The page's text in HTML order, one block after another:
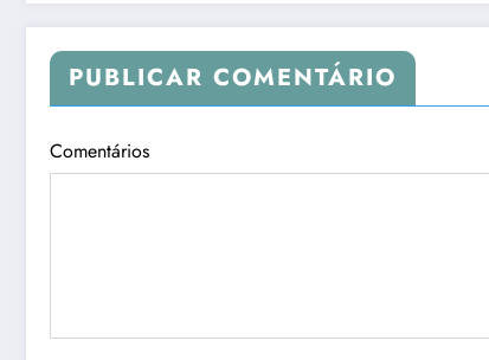
PUBLICAR COMENTÁRIO
Comentários